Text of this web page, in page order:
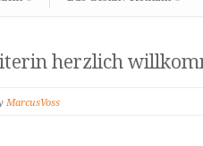
herzlich
MarcusVoss